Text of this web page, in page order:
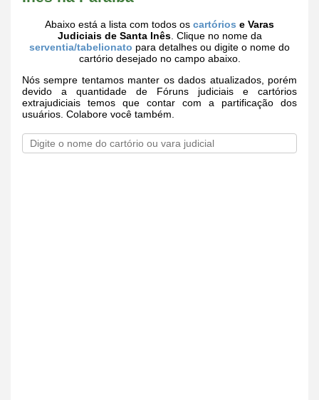
Abaixo está a lista com todos os cartórios e Varas
Judiciais de Santa Inês. Clique no nome da
serventia/tabelionato para detalhes ou digite o nome do
cartório desejado no campo abaixo.
Nós sempre tentamos manter os dados atualizados, porém
devido a quantidade de Fóruns judiciais e cartórios
extrajudiciais temos que contar com a partificação dos
usuários. Colabore você também.